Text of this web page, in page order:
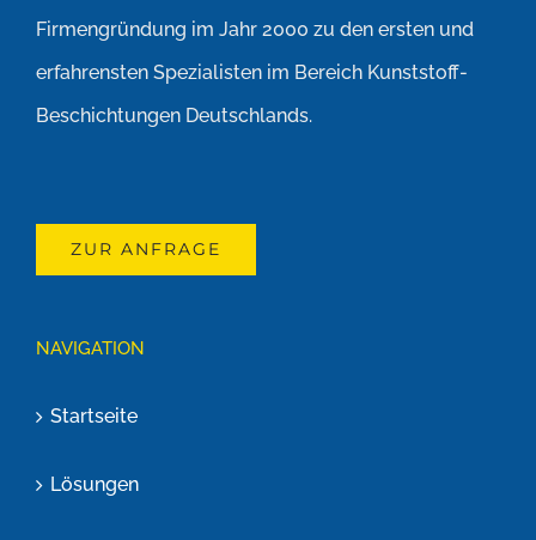
Firmengründung im Jahr 2000 zu den ersten und
erfahrensten Spezialisten im Bereich Kunststoff-
Beschichtungen Deutschlands.
ZUR ANFRAGE
NAVIGATION
Startseite
Lösungen